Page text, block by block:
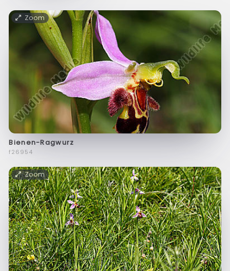
Zoom
Bienen-Ragwurz
f26954
Zoom